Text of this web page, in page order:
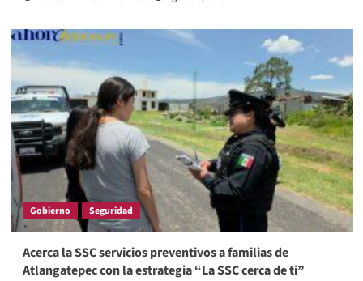
Gobierno Seguridad
Acerca la SSC servicios preventivos a familias de
Atlangatepec con la estrategia “La SSC cerca de ti”